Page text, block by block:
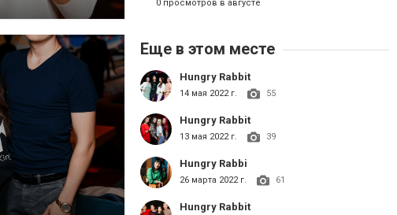
0 просмотров в августе
Еще в этом месте
Hungry Rabbit
14 мая 2022 г. 55
Hungry Rabbit
13 мая 2022 г. 39
Hungry Rabbi
26 марта 2022 г. 61
Hungry Rabbit